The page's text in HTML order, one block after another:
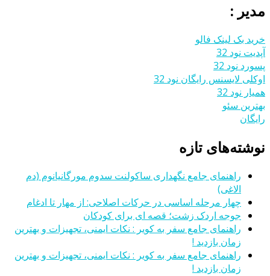
مدیر :
خرید بک لینک فالو
آپدیت نود 32
پسورد نود 32
اوکلی لایسنس رایگان نود 32
همیار نود 32
بهترین سئو
رایگان
نوشته‌های تازه
راهنمای جامع نگهداری ساکولنت سدوم مورگانیانوم (دم
الاغی)
چهار مرحله اساسی در حرکات اصلاحی: از مهار تا ادغام
جوجه اردک زشت؛ قصه ای برای کودکان
راهنمای جامع سفر به کویر : نکات ایمنی، تجهیزات و بهترین
زمان بازدید !
راهنمای جامع سفر به کویر : نکات ایمنی، تجهیزات و بهترین
زمان بازدید !